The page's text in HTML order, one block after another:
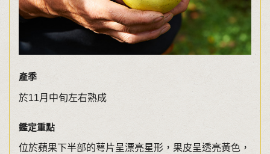
產季
於11月中旬左右熟成
鑑定重點
位於蘋果下半部的萼片呈漂亮星形，果皮呈透亮黃色，